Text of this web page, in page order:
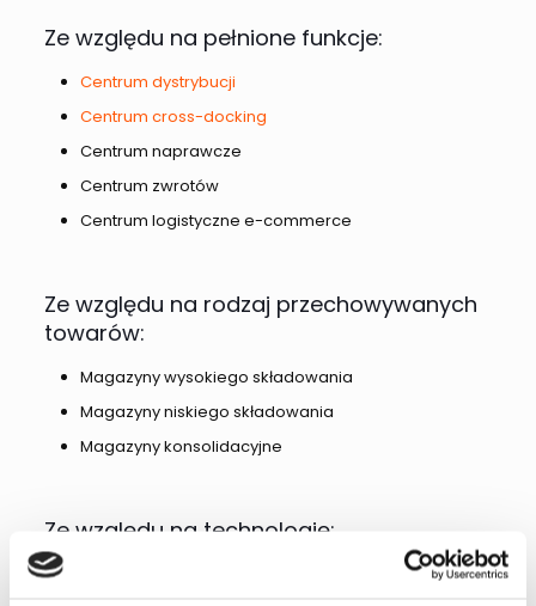
Ze względu na pełnione funkcje:
Centrum dystrybucji
Centrum cross-docking
Centrum naprawcze
Centrum zwrotów
Centrum logistyczne e-commerce
Ze względu na rodzaj przechowywanych
towarów:
Magazyny wysokiego składowania
Magazyny niskiego składowania
Magazyny konsolidacyjne
Ze względu na technologię: